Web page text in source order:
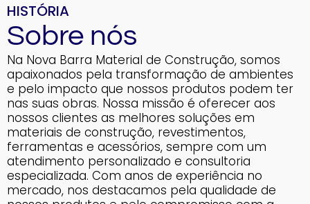
HISTÓRIA
Sobre nós
Na Nova Barra Material de Construção, somos
apaixonados pela transformação de ambientes
e pelo impacto que nossos produtos podem ter
nas suas obras. Nossa missão é oferecer aos
nossos clientes as melhores soluções em
materiais de construção, revestimentos,
ferramentas e acessórios, sempre com um
atendimento personalizado e consultoria
especializada. Com anos de experiência no
mercado, nos destacamos pela qualidade de